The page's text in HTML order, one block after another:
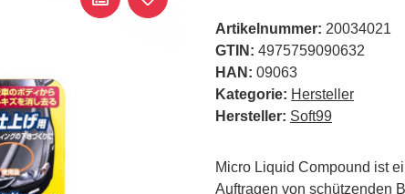
Artikelnummer: 20034021
GTIN: 4975759090632
HAN: 09063
Kategorie: Hersteller
Hersteller: Soft99
Micro Liquid Compound ist
Auftragen von schützenden